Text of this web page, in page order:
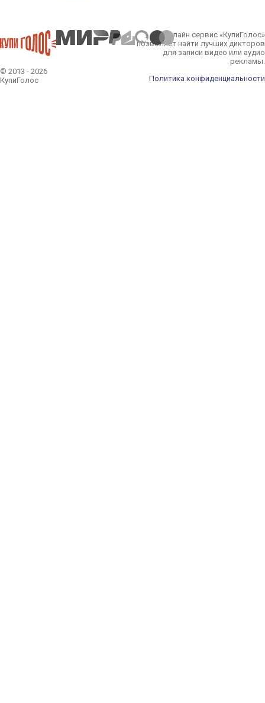
© 2013 - 2026
КупиГолос
Онлайн сервис «КупиГолос»
позволяет найти лучших дикторов
для записи видео или аудио
рекламы.
Политика конфиденциальности